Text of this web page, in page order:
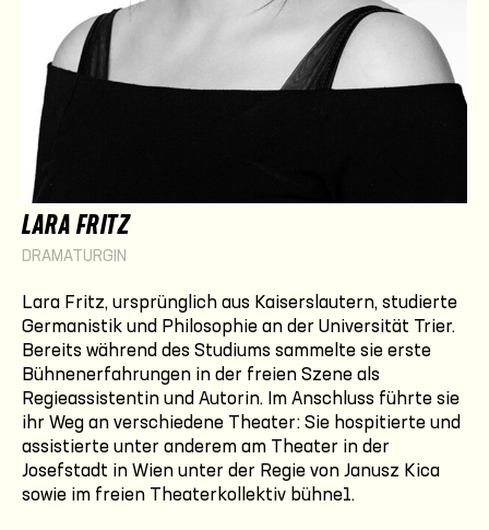
LARA FRITZ
DRAMATURGIN
Lara Fritz, ursprünglich aus Kaiserslautern, studierte
Germanistik und Philosophie an der Universität Trier.
Bereits während des Studiums sammelte sie erste
Bühnenerfahrungen in der freien Szene als
Regieassistentin und Autorin. Im Anschluss führte sie
ihr Weg an verschiedene Theater: Sie hospitierte und
assistierte unter anderem am Theater in der
Josefstadt in Wien unter der Regie von Janusz Kica
sowie im freien Theaterkollektiv bühne1.